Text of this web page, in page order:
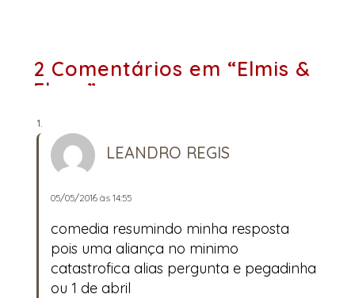
2 Comentários em “Elmis &
Elson”
LEANDRO REGIS
05/05/2016 às 14:55
comedia resumindo minha resposta
pois uma aliança no minimo
catastrofica alias pergunta e pegadinha
ou 1 de abril